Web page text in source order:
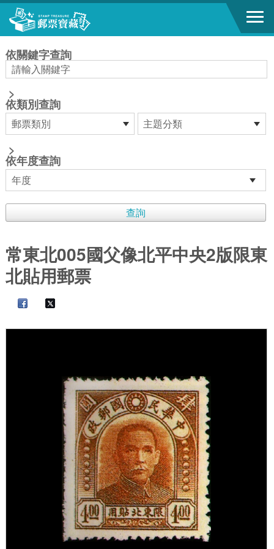
跳到主要內容區塊
依關鍵字查詢
>
依類別查詢
>
依年度查詢
常東北005國父像北平中央2版限東
北貼用郵票